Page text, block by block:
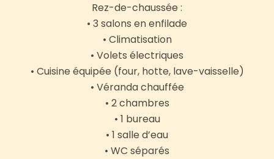
Rez-de-chaussée :
• 3 salons en enfilade
• Climatisation
• Volets électriques
• Cuisine équipée (four, hotte, lave-vaisselle)
• Véranda chauffée
• 2 chambres
• 1 bureau
• 1 salle d’eau
• WC séparés